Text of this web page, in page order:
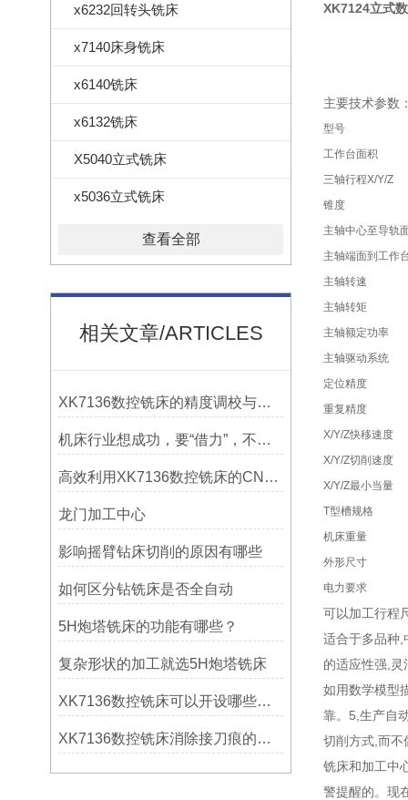
x6232回转头铣床
x7140床身铣床
x6140铣床
x6132铣床
X5040立式铣床
x5036立式铣床
查看全部
相关文章/ARTICLES
XK7136数控铣床的精度调校与性能优化
机床行业想成功，要“借力”，不要“尽力”！
高效利用XK7136数控铣床的CNC系统？
龙门加工中心
影响摇臂钻床切削的原因有哪些
如何区分钻铣床是否全自动
5H炮塔铣床的功能有哪些？
复杂形状的加工就选5H炮塔铣床
XK7136数控铣床可以开设哪些考核项目？
XK7136数控铣床消除接刀痕的操作
XK7124立式
主要技术参数
型号
工作台面积
三轴行程X/Y/Z
锥度
主轴中心至导轨
主轴端面到工作
主轴转速
主轴转矩
主轴额定功率
主轴驱动系统
定位精度
重复精度
X/Y/Z快移速度
X/Y/Z切削速度
X/Y/Z最小当量
T型槽规格
机床重量
外形尺寸
电力要求
可以加工行程
适合于多品种,
的适应性强,
如用数学模型
靠。5,生产自
切削方式,而不
铣床和加工中
警提醒的。现